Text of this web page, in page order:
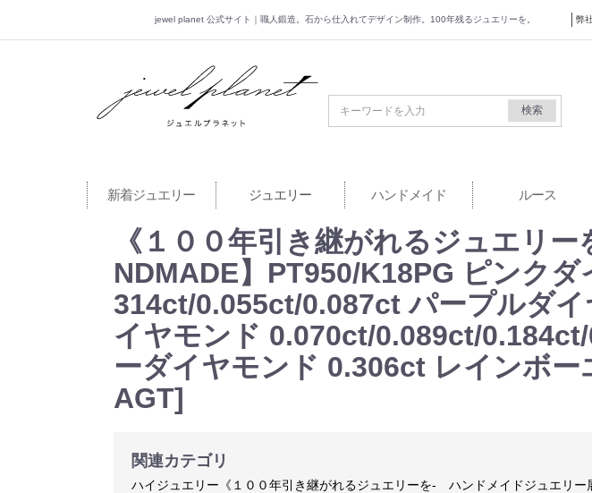
jewel planet 公式サイト｜職人鍛造。石から仕入れてデザイン制作。100年残るジュエリーを。 弊
jewel planet 公式サイト
検索
新着ジュエリー ジュエリー ハンドメイド ルース
《１００年引き継がれるジュエリ
NDMADE】PT950/K18PG ピンク
314ct/0.055ct/0.087ct パープルダ
イヤモンド 0.070ct/0.089ct/
ーダイヤモンド 0.306ct レインボ
AGT]
関連カテゴリ
ハイジュエリー《１００年引き継がれるジュエリーを- ハンドメイドジュエリー